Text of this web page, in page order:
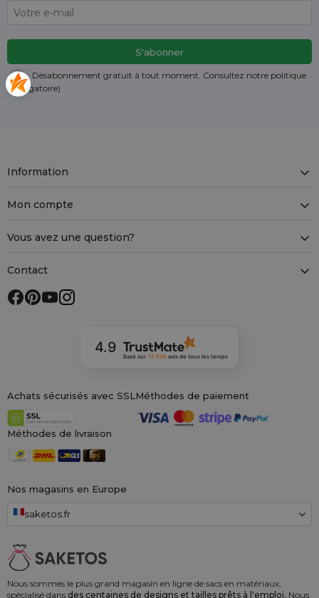
Désabonnement gratuit à tout moment. Consultez notre politique.
(obligatoire)
Nous sommes le plus grand magasin en ligne de sacs en matériaux,
spécialisé dans des centaines de designs et tailles prêts à l'emploi. Nous
Nos magasins en Europe
saketos.fr
Information
Mon compte
Vous avez une question?
Contact
4.9
Basé sur 12 936avis de tous les temps
Achats sécurisés avec SSL Méthodes de paiement
Méthodes de livraison